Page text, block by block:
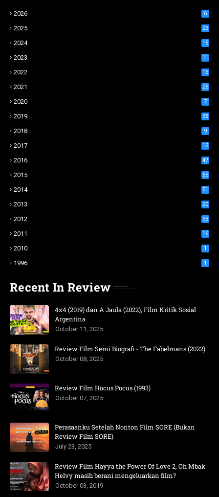
2026 6
2025 23
2024 15
2023 11
2022 16
2021 26
2020 7
2019 35
2018 9
2017 12
2016 47
2015 65
2014 51
2013 20
2012 33
2011 16
2010 1
1996 1
Recent In Review
4x4 (2019) dan A Jaula (2022), Film Kritik Sosial
Argentina
October 11, 2025
Review Film Semi Biografi - The Fabelmans (2022)
October 08, 2025
Review Film Hocus Pocus (1993)
October 07, 2025
Perasaanku Setelah Nonton Film SORE (Bukan
Review Film SORE)
July 23, 2025
Review Film Hayya the Power Of Love 2, Oh Mbak
Helvy masih berani mengeluarkan film?
October 03, 2019